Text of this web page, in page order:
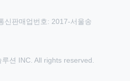
신판매업번호: 2017-서울송
션 INC. All rights reserved.